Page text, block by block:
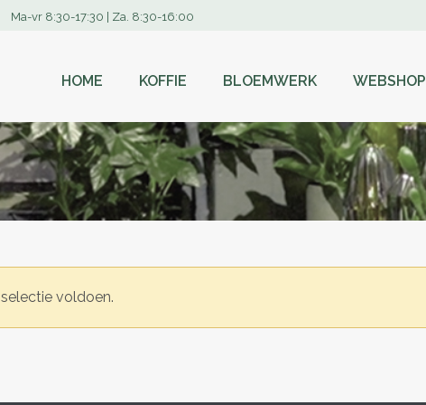
Ma-vr 8:30-17:30 | Za. 8:30-16:00
HOME KOFFIE BLOEMWERK WEBSHOP
voldoen.